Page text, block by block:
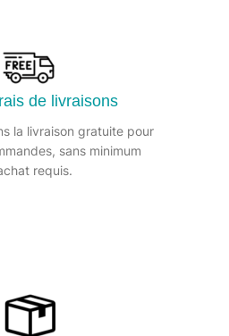
de livraisons
la livraison gratuite pour
sans minimum
requis.
1L